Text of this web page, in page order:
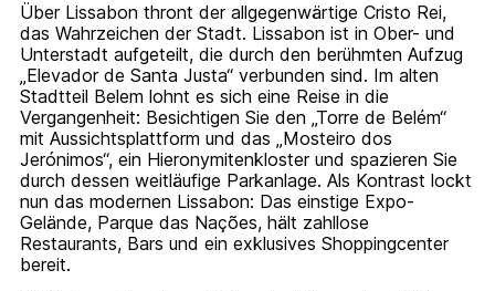
Über Lissabon thront der allgegenwärtige Cristo Rei,
das Wahrzeichen der Stadt. Lissabon ist in Ober- und
Unterstadt aufgeteilt, die durch den berühmten Aufzug
„Elevador de Santa Justa“ verbunden sind. Im alten
Stadtteil Belem lohnt es sich eine Reise in die
Vergangenheit: Besichtigen Sie den „Torre de Belém“
mit Aussichtsplattform und das „Mosteiro dos
Jerónimos“, ein Hieronymitenkloster und spazieren Sie
durch dessen weitläufige Parkanlage. Als Kontrast lockt
nun das modernen Lissabon: Das ein­stige Expo-
Gelände, Parque das Nações, hält zahllose
Restaurants, Bars und ein exklusives Shoppingcenter
bereit.